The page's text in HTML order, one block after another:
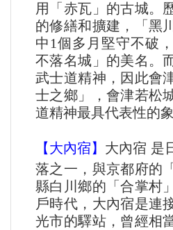
用「赤瓦」的古城。
的修繕和擴建，「黑
中1個多月堅守不破
不落名城」的美名。
武士道精神，因此會
士之鄉」，會津若松
道精神最具代表性的
【大內宿】​ 大內宿 是
落之一，與京都府的
縣白川鄉的「合掌村
戶時代，大內宿是連
光市的驛站，曾經相